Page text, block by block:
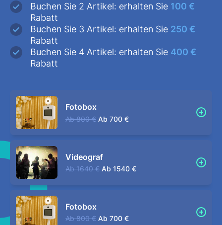
Buchen Sie 2 Artikel: erhalten Sie 100 €
Rabatt
Buchen Sie 3 Artikel: erhalten Sie 250 €
Rabatt
Buchen Sie 4 Artikel: erhalten Sie 400 €
Rabatt
Fotobox
Ab 800 € Ab 700 €
Videograf
Ab 1640 € Ab 1540 €
Fotobox
Ab 800 € Ab 700 €